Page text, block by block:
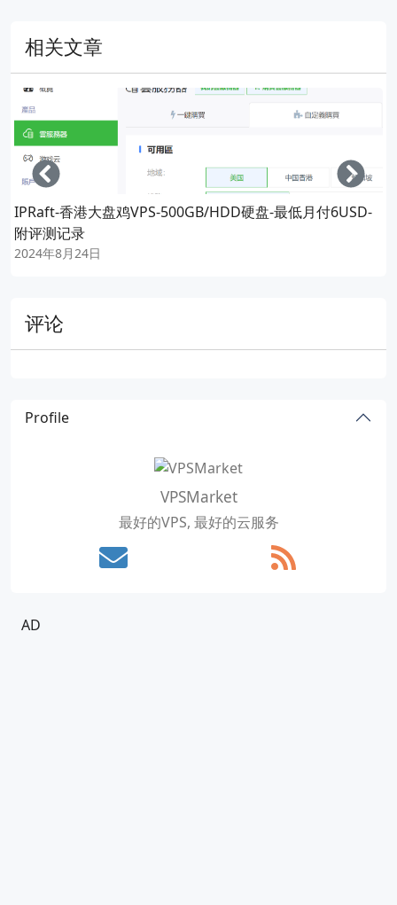
相关文章
IPRaft-香港大盘鸡VPS-500GB/HDD硬盘-最低月付6USD-
附评测记录
2024年8月24日
Left
评论
Profile
VPSMarket
最好的VPS, 最好的云服务
AD